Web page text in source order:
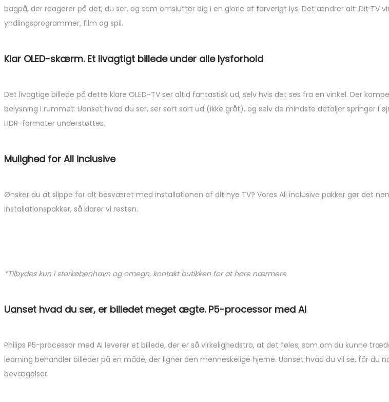
bagpå, der reagerer på det, du ser, og som omslutter dig i en glorie af farverigt lys. Det ændrer alt: Dit TV
yndlingsprogrammer, film og spil.
Klar OLED-skærm. Et livagtigt billede under alle lysforhold
Det livagtige billede på dette klare OLED-TV ser altid fantastisk ud, selv hvis det ses fra en vinkel. Der
belysning i rummet: Uanset hvad du ser, ser sort sort ud (ikke gråt), og selv de mindste detaljer springer i
HDR-formater understøttes.
Mulighed for All inclusive
Ønsker du at slippe for alt besværet med installationen af dit nye TV? Vores All inclusive pakker gør det
installationspakker, så klarer vi resten.
*Tilbydes kun i storkøbenhavn og omegn, kontakt butikken for at høre nærmere
Uanset hvad du ser, er billedet meget ægte. P5-processor med AI
Philips P5-processor med AI leverer et billede, der er så virkelighedstro, at det føles, som om du kunne
learning behandler billeder på en måde, der ligner den menneskelige hjerne. Uanset hvad du vil se, får
bevægelser.